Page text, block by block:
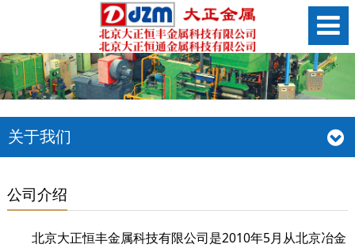
关于我们
公司介绍
北京大正恒丰金属科技有限公司是2010年5月从北京冶金